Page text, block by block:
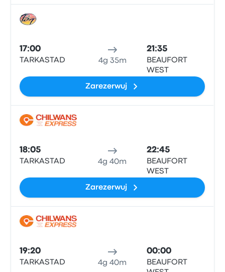
17:00
TARKASTAD 4g 35m
21:35
BEAUFORT
WEST
Zarezerwuj
18:05
TARKASTAD 4g 40m
22:45
BEAUFORT
WEST
Zarezerwuj
19:20
TARKASTAD 4g 40m
00:00
BEAUFORT